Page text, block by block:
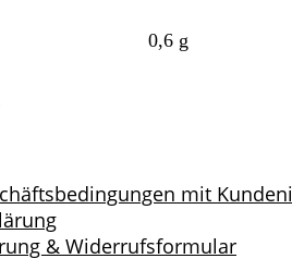
0,6 g
mit
& Widerrufsformular